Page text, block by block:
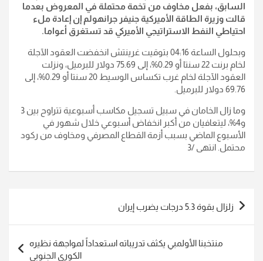
السابق، بفعل مخاوف من تخمة محتملة في المعروض بعدما
قالت وزيرة الطاقة الأميركية جنيفر جرانهولم إن إعادة ملء
احتياطي النفط الاستراتيجي الأميركي قد تستغرق أعواما.
وبحلول الساعة 04:16 بتوقيت غرينتش انخفضت العقود الآجلة
لخام برنت 22 سنتا أو 0.29%، إلى 75.69 دولار للبرميل، ونزلت
العقود الآجلة لخام غرب تكساس الوسيط 20 سنتا أو 0.29%، إلى
69.76 دولار للبرميل.
وما زال الخامان في سبيل تسجيل مكاسب أسبوعية تتراوح بين 3
و4%، ليتعافيان من أكبر انخفاض أسبوعي خلال شهور في
الأسبوع الماضي بسبب أزمة القطاع المصرفي ومخاوف من ركود
محتمل. انتهى /3
تصفّح
المقالات
زلزال بقوة 5.3 درجات يضرب إيران
منتخبنا الأولمبي يكثف تدريباته استعداداً لمواجهة نظيره
الكوري الجنوبي